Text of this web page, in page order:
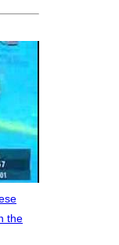
the